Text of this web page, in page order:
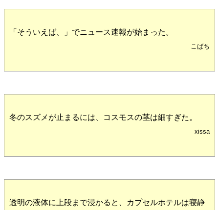
「そういえば、」でニュース速報が始まった。
こばち
冬のスズメが止まるには、コスモスの茎は細すぎた。
xissa
透明の液体に上段まで浸かると、カプセルホテルは寝静